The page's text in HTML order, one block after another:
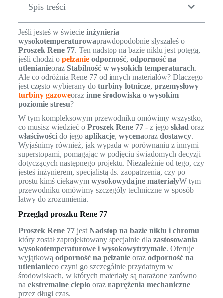
Spis treści
Jeśli jesteś w świecie inżynieria
wysokotemperaturowaprawdopodobnie słyszałeś o
Proszek Rene 77. Ten nadstop na bazie niklu jest potęgą,
jeśli chodzi o pełzanieodporność, odporność na
utlenianieoraz Stabilność w wysokich temperaturach.
Ale co odróżnia Rene 77 od innych materiałów? Dlaczego
jest często wybierany do turbiny lotnicze, przemysłowy
turbiny gazoweoraz inne środowiska o wysokim
poziomie stresu?
W tym kompleksowym przewodniku omówimy wszystko,
co musisz wiedzieć o Proszek Rene 77- z jego skład oraz
właściwoścido jego aplikacje, wycenaoraz dostawcy.
Wyjaśnimy również, jak wypada w porównaniu z innymi
superstopami, pomagając w podjęciu świadomych decyzji
dotyczących następnego projektu. Niezależnie od tego, czy
jesteś inżynierem, specjalistą ds. zaopatrzenia, czy po
prostu kimś ciekawym wysokowydajne materiałyW tym
przewodniku omówimy szczegóły techniczne w sposób
łatwy do zrozumienia.
Przegląd proszku Rene 77
Proszek Rene 77jest Nadstop na bazie niklu i chromu
który został zaprojektowany specjalnie dla zastosowania
wysokotemperaturowe i wysokowytrzymałe. Oferuje
wyjątkową odporność na pełzanieoraz odporność na
utlenianieco czyni go szczególnie przydatnym w
środowiskach, w których materiały są narażone zarówno
na ekstremalne ciepłooraz naprężenia mechaniczne
przez długi czas.